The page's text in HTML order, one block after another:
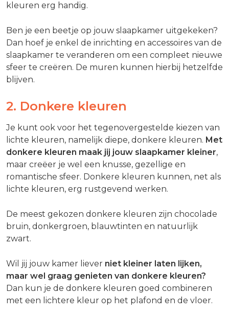
kleuren erg handig.
Ben je een beetje op jouw slaapkamer uitgekeken?
Dan hoef je enkel de inrichting en accessoires van de
slaapkamer te veranderen om een compleet nieuwe
sfeer te creëren. De muren kunnen hierbij hetzelfde
blijven.
2. Donkere kleuren
Je kunt ook voor het tegenovergestelde kiezen van
lichte kleuren, namelijk diepe, donkere kleuren. Met
donkere kleuren maak jij jouw slaapkamer kleiner,
maar creëer je wel een knusse, gezellige en
romantische sfeer. Donkere kleuren kunnen, net als
lichte kleuren, erg rustgevend werken.
De meest gekozen donkere kleuren zijn chocolade
bruin, donkergroen, blauwtinten en natuurlijk
zwart.
Wil jij jouw kamer liever niet kleiner laten lijken,
maar wel graag genieten van donkere kleuren?
Dan kun je de donkere kleuren goed combineren
met een lichtere kleur op het plafond en de vloer.